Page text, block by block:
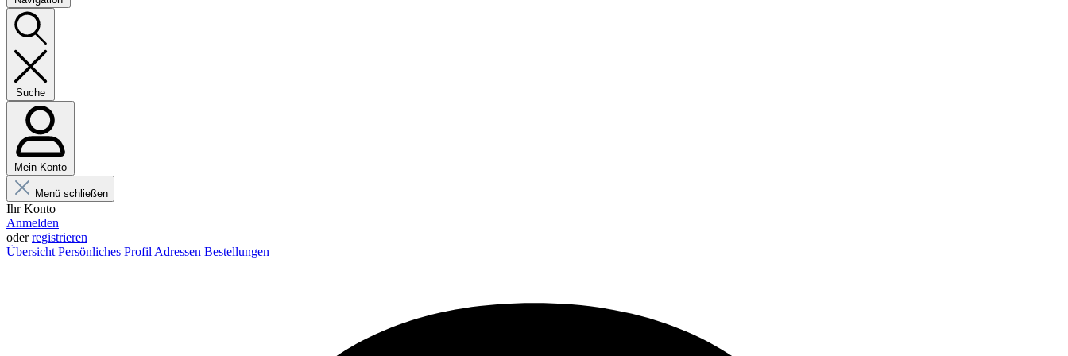
Suche
Mein Konto
Menü schließen
Ihr Konto
Anmelden
oderregistrieren
Übersicht Persönliches Profil Adressen Bestellungen